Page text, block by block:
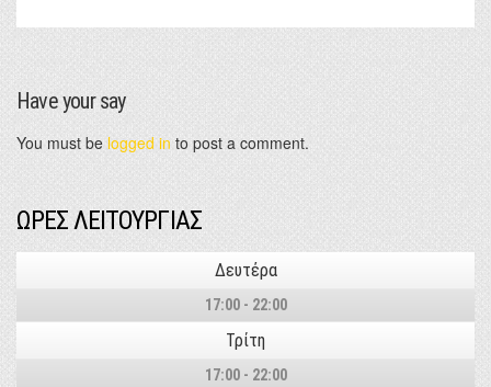
Have your say
You must be logged in to post a comment.
ΩΡΕΣ ΛΕΙΤΟΥΡΓΙΑΣ
Δευτέρα
17:00 - 22:00
Τρίτη
17:00 - 22:00